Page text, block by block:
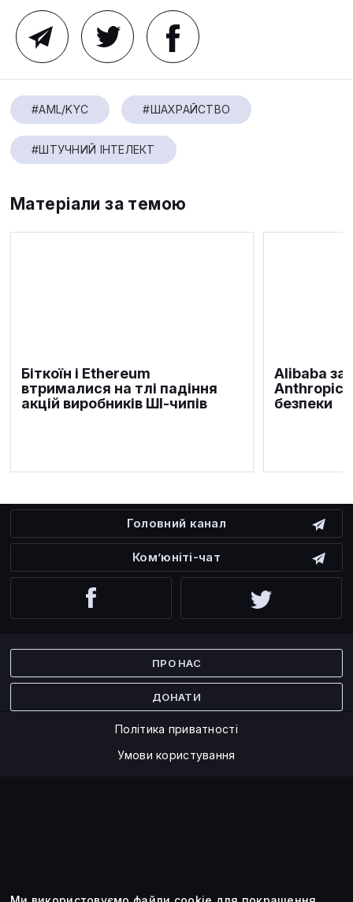
#AML/KYC #ШАХРАЙСТВО
#ШТУЧНИЙ ІНТЕЛЕКТ
Матеріали за темою
Біткоїн і Ethereum
втрималися на тлі падіння
акцій виробників ШІ-чипів
Alibaba
Anthropic
безпеки
Головний канал
Ком’юніті-чат
ПРО НАС
ДОНАТИ
Політика приватності
Умови користування